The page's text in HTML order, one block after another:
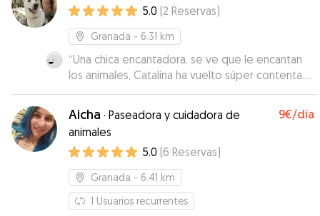
5.0 (2 Reservas)
Granada - 6.31 km
“Una chica encantadora, se ve que le encantan
los animales, Catalina ha vuelto súper contenta.
Ha sido muy fácil comunicarse con ella, muy
atenta en todo.
Aicha · Paseadora y cuidadora de
animales
9€/día
5.0 (6 Reservas)
Granada - 6.41 km
1 Usuarios recurrentes